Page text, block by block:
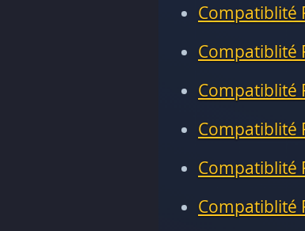
Compatiblité
Compatiblité
Compatiblité
Compatiblité
Compatiblité
Compatiblité